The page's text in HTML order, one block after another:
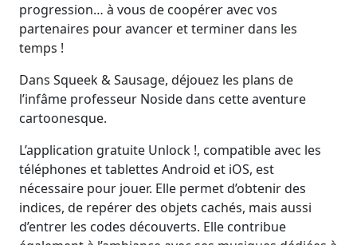
progression… à vous de coopérer avec vos
partenaires pour avancer et terminer dans les
temps !
Dans Squeek & Sausage, déjouez les plans de
l’infâme professeur Noside dans cette aventure
cartoonesque.
L’application gratuite Unlock !, compatible avec les
téléphones et tablettes Android et iOS, est
nécessaire pour jouer. Elle permet d’obtenir des
indices, de repérer des objets cachés, mais aussi
d’entrer les codes découverts. Elle contribue